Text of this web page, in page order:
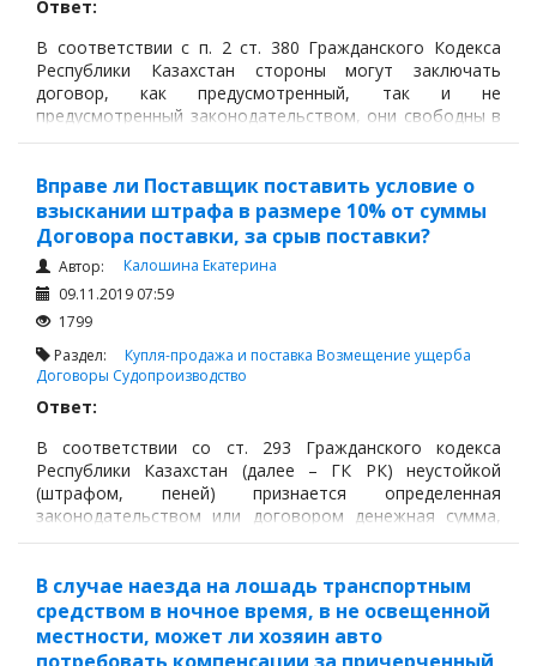
Ответ:
В соответствии с п. 2 ст. 380 Гражданского Кодекса
Республики Казахстан стороны могут заключать
договор, как предусмотренный, так и не
предусмотренный законодательством, они свободны в
установлении своих прав и обязанностей на основе
противоречащих законодательству.
Вправе ли Поставщик поставить условие о
взыскании штрафа в размере 10% от суммы
Договора поставки, за срыв поставки?
Автор:
Калошина Екатерина
09.11.2019 07:59
1799
Раздел: Купля-продажа и поставка Возмещение ущерба
Договоры Судопроизводство
Ответ:
В соответствии со ст. 293 Гражданского кодекса
Республики Казахстан (далее – ГК РК) неустойкой
(штрафом, пеней) признается определенная
законодательством или договором денежная сумма,
которую должник обязан уплатить кредитору в случае
В случае наезда на лошадь транспортным
средством в ночное время, в не освещенной
местности, может ли хозяин авто